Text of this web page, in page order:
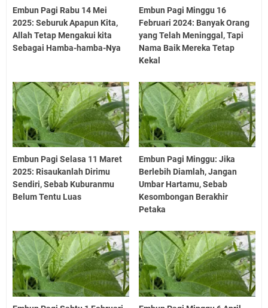
Embun Pagi Rabu 14 Mei
2025: Seburuk Apapun Kita,
Allah Tetap Mengakui kita
Sebagai Hamba-hamba-Nya
Embun Pagi Minggu 16
Februari 2024: Banyak Orang
yang Telah Meninggal, Tapi
Nama Baik Mereka Tetap
Kekal
Embun Pagi Selasa 11 Maret
2025: Risaukanlah Dirimu
Sendiri, Sebab Kuburanmu
Belum Tentu Luas
Embun Pagi Minggu: Jika
Berlebih Diamlah, Jangan
Umbar Hartamu, Sebab
Kesombongan Berakhir
Petaka